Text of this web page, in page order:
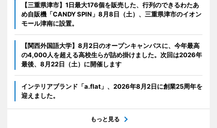
【三重県津市】1日最大176個を販売した、行列のできるわたあ
め自販機「CANDY SPIN」8月8日（土）、三重県津市のイオン
モール津南に設置。
【関西外国語大学】8月2日のオープンキャンパスに、今年最高
の4,000人を超える高校生らが詰め掛けました。次回は2026年
最後、8月22日（土）に開催します
インテリアブランド「a.flat」、2026年8月2日に創業25周年を
迎えました。
もっと見る